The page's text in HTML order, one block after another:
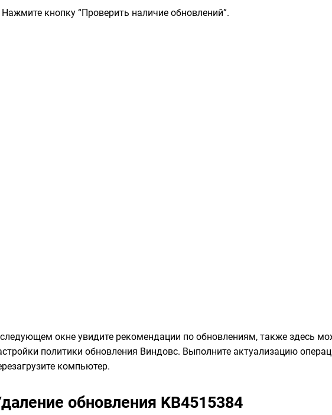
Нажмите кнопку “Проверить наличие обновлений”.
окне увидите рекомендации по обновлениям, также здесь
политики обновления Виндовс. Выполните актуализацию
компьютер.
обновления KB4515384